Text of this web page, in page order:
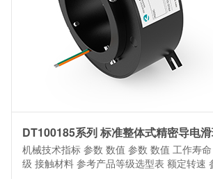
DT100185系列 标准整体式精密导电
机械技术指标 参数 数值 参数 数值 工作寿
级 接触材料 参考产品等级选型表 额定转速